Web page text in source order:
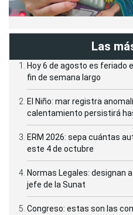
Las
Hoy 6 de agosto es feriado
fin de semana largo
El Niño: mar registra
calentamiento persistirá
ERM 2026: sepa cuántas
este 4 de octubre
Normas Legales: designan
jefe de la Sunat
Congreso: estas son las